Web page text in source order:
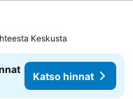
hinnat
Keskusta
Katso hinnat